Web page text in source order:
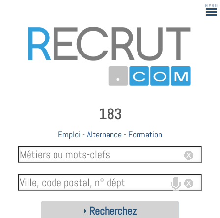
183
Emploi -Alternance - Formation
Recherchez